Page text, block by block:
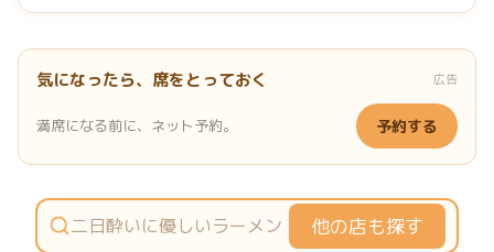
気になったら、席をとっておく 広告
満席になる前に、ネット予約。 予約する
他の店も探す